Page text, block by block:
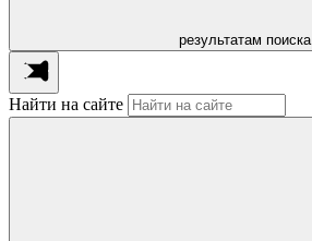
результатам поиска
Найти на сайте